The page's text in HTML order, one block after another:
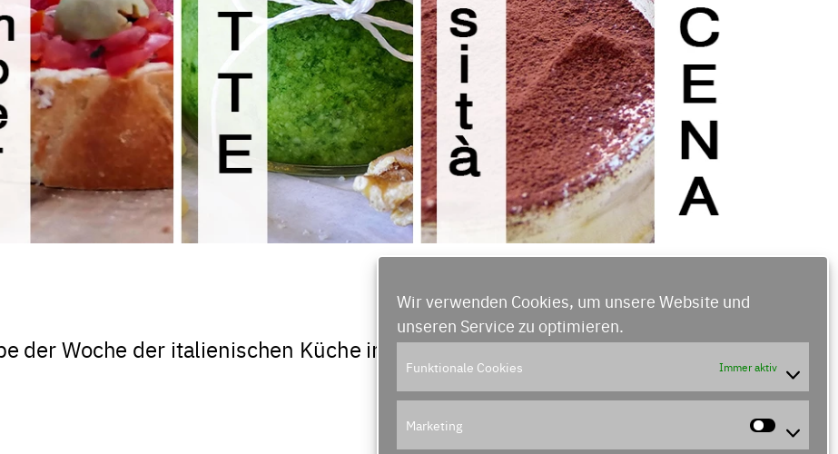
Wir verwenden Cookies, um unsere Website und
unseren Service zu optimieren.
Funktionale Cookies Immer aktiv
Marketing
der Woche der italienischen Küche in der Welt